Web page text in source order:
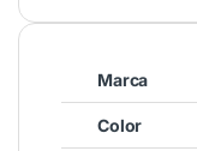
Marca
Color